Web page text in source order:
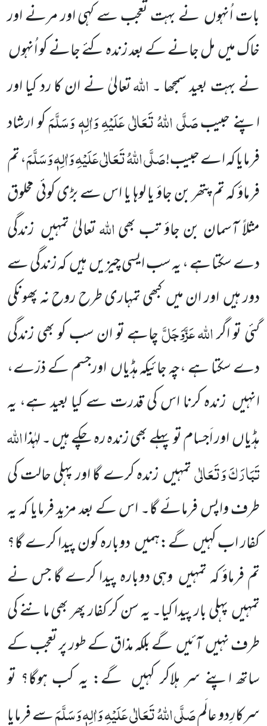
بات اُنہوںنے بہت تعجب سے کہی اور مرنے اور
خاک میںمل جانے کے بعد زندہ کئے جانے کواُنہوں
نے بہت بعید سمجھا ۔اللّٰہتعالیٰ نے ان کا رد کیا اور
اپنے حبیبصَلَّی اللّٰہُ تَعَالٰی عَلَیْہِ وَاٰلِہٖ وَسَلَّمَکو ارشاد
فرمایا کہ اے حبیب!صَلَّی اللّٰہُ تَعَالٰی عَلَیْہِ وَاٰلِہٖ وَسَلَّمَ، تم
فرماؤ کہ تم پتھر بن جاؤ یا لوہا یا اس سے بڑی کوئی مخلوق
مثلاً آسمان بن جاؤ تب بھیاللّٰہتعالیٰ تمہیں زندگی
دے سکتا ہے ، یہ سب ایسی چیزیںہیںکہ زندگی سے
دور ہیںاور ان میںکبھی تمہاری طرح روح نہ پھونکی
گئی تو اگراللّٰہعَزَّوَجَلَّچاہے تو ان سب کو بھی زندگی
دے سکتا ہے ،چہ جائیکہ ہڈیاںاورجسم کے ذرّے،
انہیں زندہ کرنا اس کی قدرت سے کیا بعید ہے، یہ
ہڈیاںاور اَجسام تو پہلے بھی زندہ رہ چکے ہیں ۔ لہٰذااللّٰہ
تَبَارَکَ وَتَعَالٰیتمہیںزندہ کرے گا اور پہلی حالت کی
طرف واپس فرمائے گا۔ اس کے بعد مزید فرمایا کہ یہ
کفار اب کہیںگے:ہمیںدوبارہ کون پیدا کرےگا؟
تم فرماؤکہ تمہیں وہی دوبارہ پیدا کرے گا جس نے
تمہیںپہلی بار پیدا کیا۔ یہ سن کر کفار پھر بھی ماننے کی
طرف نہیںآئیںگے بلکہ مذاق کے طور پر تعجب کے
ساتھ اپنے سر ہلاکر کہیں گے: یہ کب ہوگا؟ تو
سرکارِدو عالَمصَلَّی اللّٰہُ تَعَالٰی عَلَیْہِ وَاٰلِہٖ وَسَلَّمَسے فرمایا